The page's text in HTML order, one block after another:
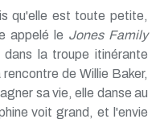
qu'elle est toute petite,
appelé le Jones Family
la troupe itinérante
de Willie Baker,
sa vie, elle danse au
voit grand, et l'envie